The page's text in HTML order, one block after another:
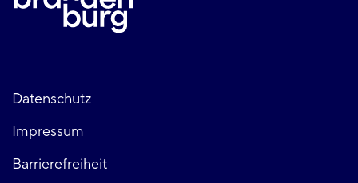
Fußzeile
links
Datenschutz
Impressum
Barrierefreiheit